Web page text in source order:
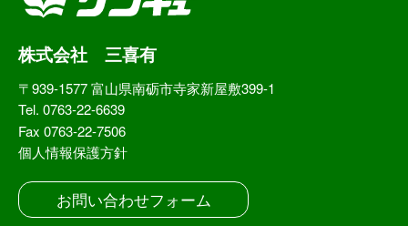
株式会社 三喜有
〒939-1577 富山県南砺市寺家新屋敷399-1
Tel. 0763-22-6639
Fax 0763-22-7506
個人情報保護方針
お問い合わせフォーム